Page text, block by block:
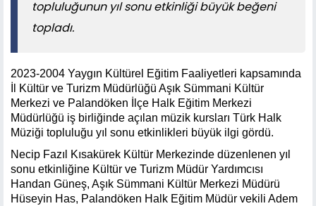
topluluğunun yıl sonu etkinliği büyük beğeni
topladı.
2023-2004 Yaygın Kültürel Eğitim Faaliyetleri kapsamında
İl Kültür ve Turizm Müdürlüğü Aşık Sümmani Kültür
Merkezi ve Palandöken İlçe Halk Eğitim Merkezi
Müdürlüğü iş birliğinde açılan müzik kursları Türk Halk
Müziği topluluğu yıl sonu etkinlikleri büyük ilgi gördü.
Necip Fazıl Kısakürek Kültür Merkezinde düzenlenen yıl
sonu etkinliğine Kültür ve Turizm Müdür Yardımcısı
Handan Güneş, Aşık Sümmani Kültür Merkezi Müdürü
Hüseyin Has, Palandöken Halk Eğitim Müdür vekili Adem